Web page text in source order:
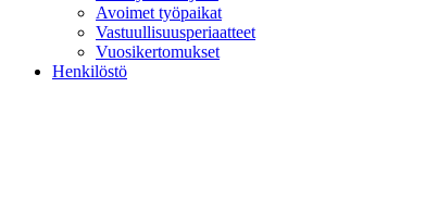
Avoimet työpaikat
Vastuullisuusperiaatteet
Vuosikertomukset
Henkilöstö